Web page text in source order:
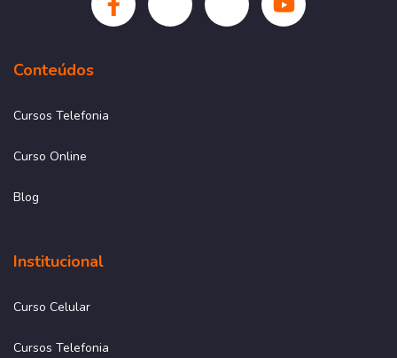
Conteúdos
Cursos Telefonia
Curso Online
Blog
Institucional
Curso Celular
Cursos Telefonia